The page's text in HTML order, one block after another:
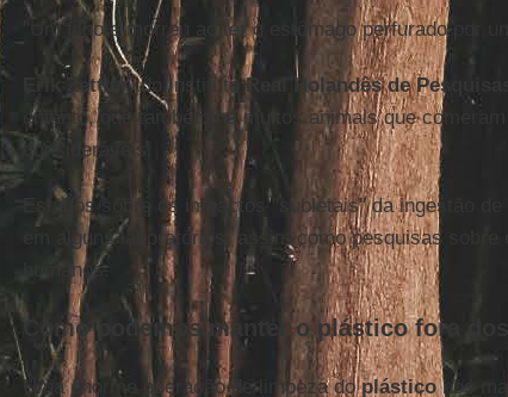
"Um filhote morreu ao ter o estômago perfurado por
Erik Zettler, do InstitutoReal Holandês de
entanto, que também há muitos animais que comeram
consideráveis.
Estudos sobre os impactos "subletais" da ingestão
em alguns laboratórios, assim como pesquisas
humanos.
Como podemos manter o plástico fora
Uma enorme operação de limpeza doplásticonos